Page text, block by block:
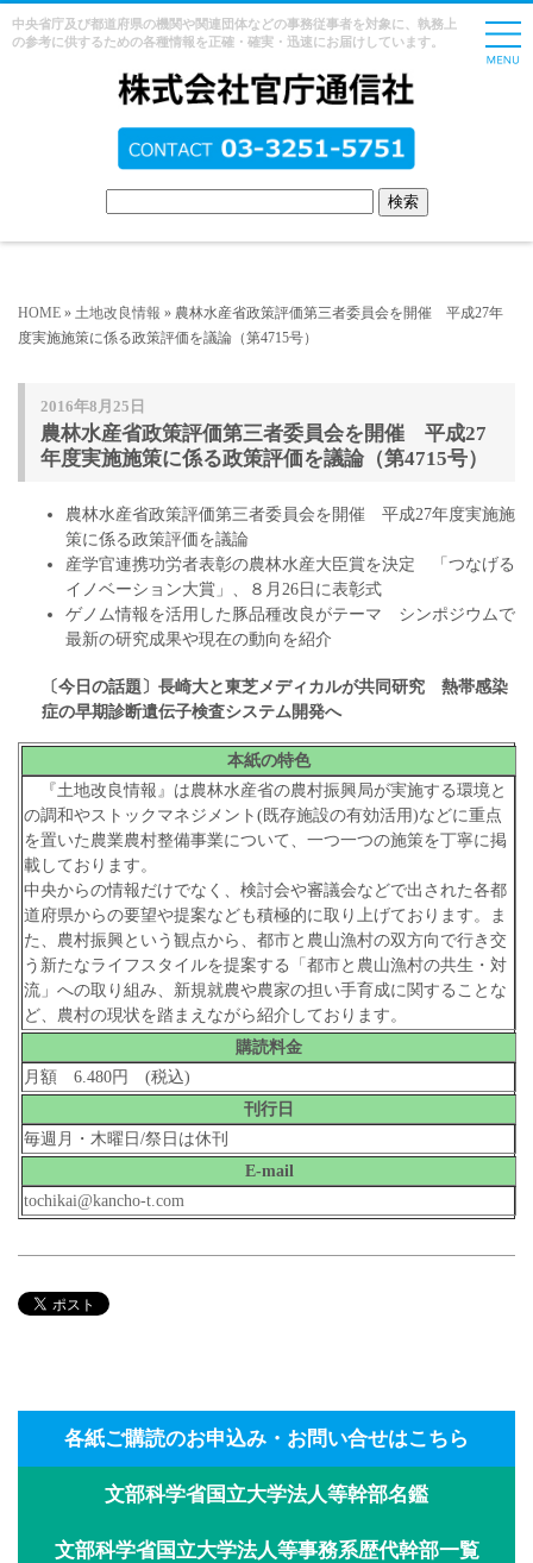
中央省庁及び都道府県の機関や関連団体などの事務従事者を対象に、執務上
の参考に供するための各種情報を正確・確実・迅速にお届けしています。
HOME » 土地改良情報 » 農林水産省政策評価第三者委員会を開催 平成27年
度実施施策に係る政策評価を議論（第4715号）
2016年8月25日
農林水産省政策評価第三者委員会を開催 平成27
年度実施施策に係る政策評価を議論（第4715号）
農林水産省政策評価第三者委員会を開催 平成27年度実施施
策に係る政策評価を議論
産学官連携功労者表彰の農林水産大臣賞を決定 「つなげる
イノベーション大賞」、８月26日に表彰式
ゲノム情報を活用した豚品種改良がテーマ シンポジウムで
最新の研究成果や現在の動向を紹介
〔今日の話題〕長崎大と東芝メディカルが共同研究 熱帯感染
症の早期診断遺伝子検査システム開発へ
本紙の特色
『土地改良情報』は農林水産省の農村振興局が実施する環境と
の調和やストックマネジメント(既存施設の有効活用)などに重点
を置いた農業農村整備事業について、一つ一つの施策を丁寧に掲
載しております。
中央からの情報だけでなく、検討会や審議会などで出された各都
道府県からの要望や提案なども積極的に取り上げております。ま
た、農村振興という観点から、都市と農山漁村の双方向で行き交
う新たなライフスタイルを提案する「都市と農山漁村の共生・対
流」への取り組み、新規就農や農家の担い手育成に関することな
ど、農村の現状を踏まえながら紹介しております。
購読料金
月額 6.480円 (税込)
刊行日
毎週月・木曜日/祭日は休刊
E-mail
tochikai@kancho-t.com
各紙ご購読のお申込み・お問い合せはこちら
文部科学省国立大学法人等幹部名鑑
文部科学省国立大学法人等事務系歴代幹部一覧